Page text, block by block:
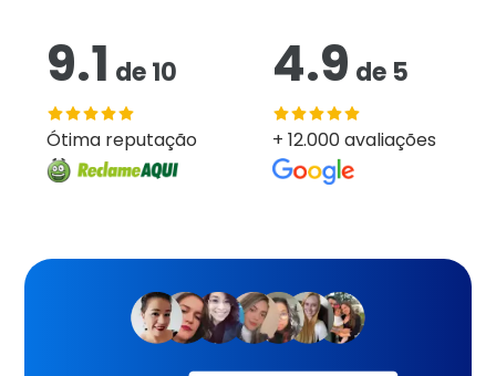
9.1 de10
Ótima reputação
4.9 de 5
+ 12.000 avaliações